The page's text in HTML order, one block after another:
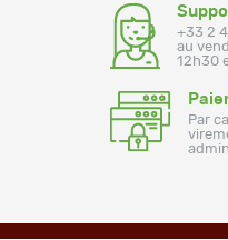
+33 2
au
12h30
Par